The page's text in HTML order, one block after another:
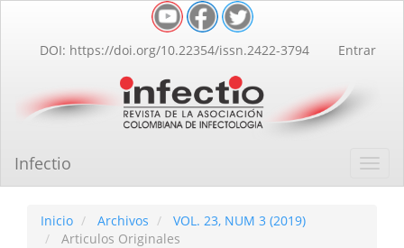
Contenido
principal
lateral
DOI: https://doi.org/10.22354/issn.2422-3794 Entrar
Infectio
Inicio Archivos
VOL. 23, NUM 3 (2019)
Articulos Originales